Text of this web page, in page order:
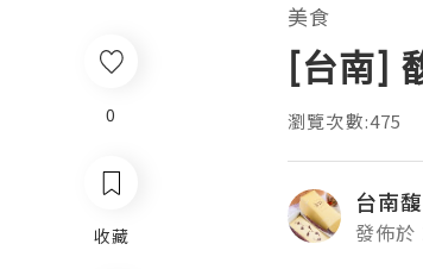
美食
[台南]
瀏覽次數:475
台南
發佈
0
收藏